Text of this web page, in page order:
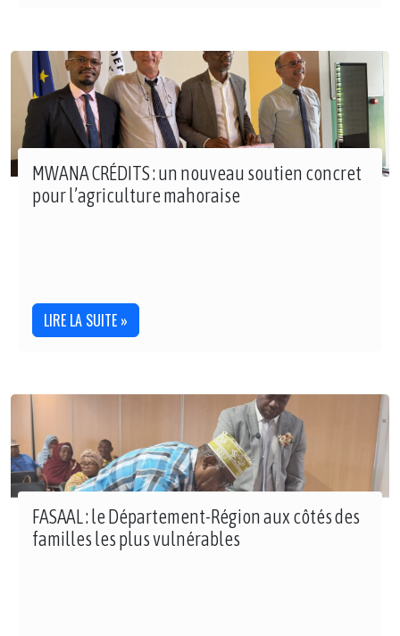
MWANA CRÉDITS : un nouveau soutien concret
pour l’agriculture mahoraise
LIRE LA SUITE »
FASAAL : le Département-Région aux côtés des
familles les plus vulnérables